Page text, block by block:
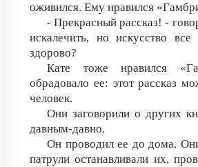
оживился. Ему нравился
- Прекрасный рассказ! -
искалечить, но искусство
здорово?
Кате тоже нравился
обрадовало ее: этот рассказ
человек.
Они заговорили о других
давным-давно.
Он проводил ее до дома.
патрули останавливали их,